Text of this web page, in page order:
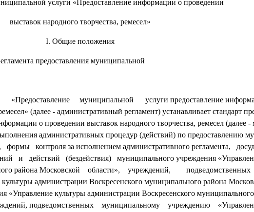
услуги «Предоставление информации о проведении
выставок народного творчества, ремесел»
I. Общие положения
предоставления муниципальной
муниципальной услуги предоставление
(далее - административный регламент) устанавливает стандарт
о проведении выставок народного творчества, ремесел (далее
административных процедур (действий) по предоставлению
формы контроля за исполнением административного регламента,
и действий (бездействия) муниципального учреждения
района Московской области», учреждений, подведомственных
администрации Воскресенского муниципального района
«Управление культуры администрации Воскресенского
подведомственных муниципальному учреждению